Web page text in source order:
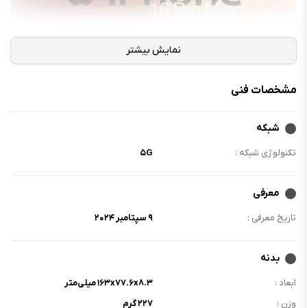
مشخصات فنی
شبکه
تکنولوژی شبکه : ۵G
معرفی
تاریخ معرفی : ۹ سپتامبر ۲۰۲۴
بدنه
ابعاد :
۱۶۳x۷۷.۶x۸.۳ میلی‌متر
وزن :
۲۲۷ گرم